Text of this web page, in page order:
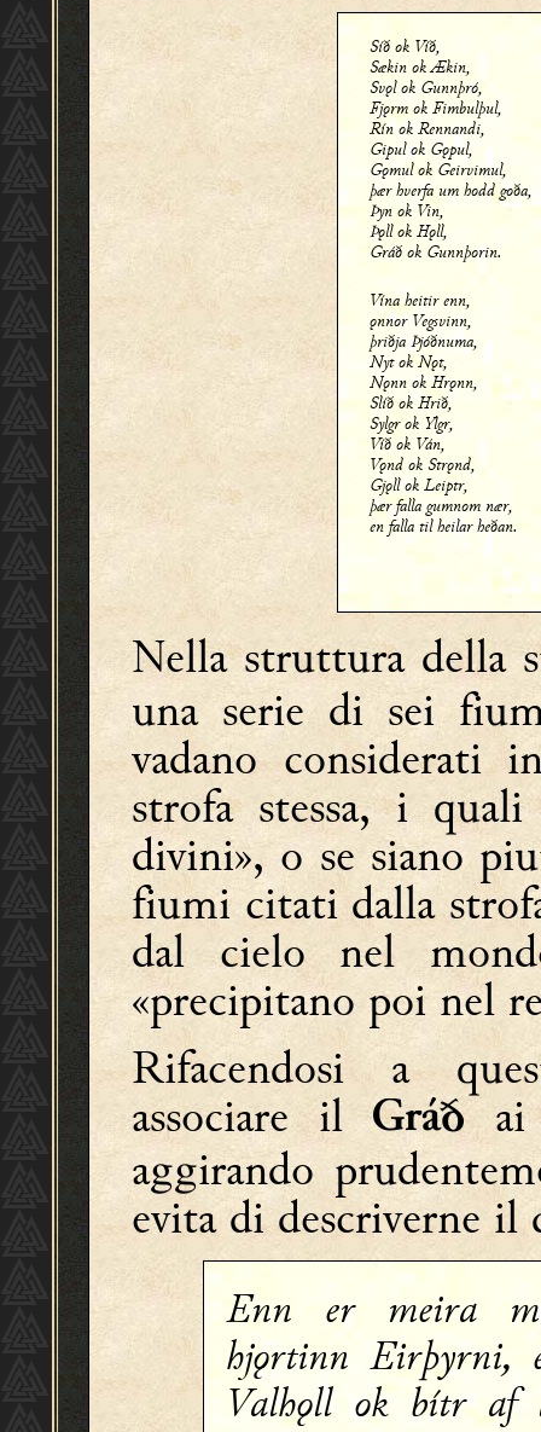
Síð ok Víð,
Sækin ok Ækin,
Svǫl ok Gunnþró,
Fjǫrm ok Fimbulþul,
Rín ok Rennandi,
Gipul ok Gǫpul,
Gǫmul ok Geirvimul,
þær hverfa um hodd goða,
Þyn ok Vin,
Þǫll ok Hǫll,
Gráð ok Gunnþorin.
Vína heitir enn,
ǫnnor Vegsvinn,
þriðja Þjóðnuma,
Nyt ok Nǫt,
Nǫnn ok Hrǫnn,
Slíð ok Hrið,
Sylgr ok Ylgr,
Víð ok Ván,
Vǫnd ok Strǫnd,
Gjǫll ok Leiptr,
þær falla gumnom nær,
en falla til heilar heðan.
Nella struttura della
una serie di sei
vadano considerati
strofa stessa, i
divini», o se siano
fiumi citati dalla
dal cielo nel
«precipitano poi nel
Rifacendosi a
associare ilGráðai
aggirando
evita di descriverne il
Enn er meira
hjǫrtinn Eirþyrni,
Valhǫll ok bítr af